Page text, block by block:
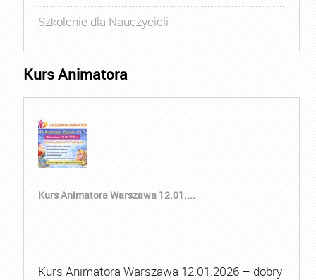
Szkolenie dla Nauczycieli
Kurs Animatora
Kurs Animatora Warszawa 12.01....
Kurs Animatora Warszawa 12.01.2026 – dobry